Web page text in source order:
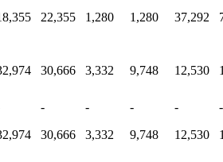
22,355 1,280 1,280 37,292
30,666 3,332 9,748 12,530
- - - - -
30,666 3,332 9,748 12,530